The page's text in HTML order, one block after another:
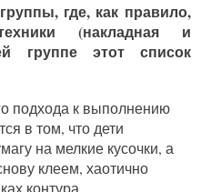
где, как правило,
(накладная и
группе этот список
подхода к выполнению
в том, что дети
на мелкие кусочки, а
клеем, хаотично